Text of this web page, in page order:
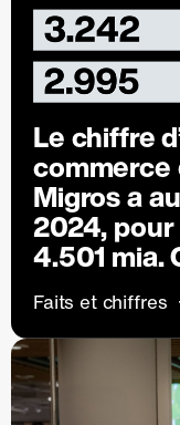
Le chiffre
commerce
Migros a
2024,
4.501 mia.
Faits et chiffres